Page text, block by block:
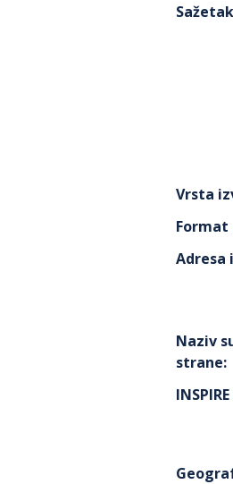
Vrsta
Adresa
Naziv
strane: